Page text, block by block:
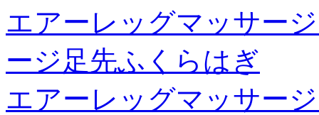
エアーレッグマッサー
ージ足先ふくらはぎ
エアーレッグマッサー